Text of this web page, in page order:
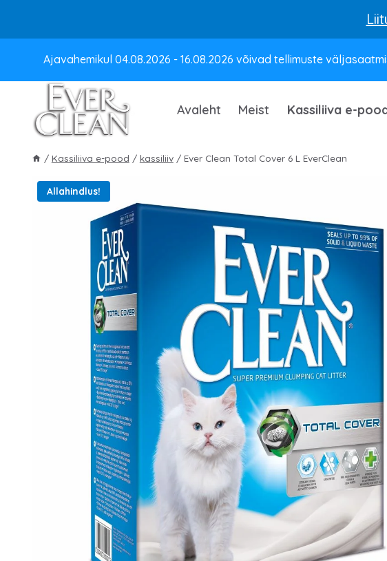
Ajavahemikul 04.08.2026 - 16.08.2026 võivad tellimuste
Avaleht Meist Kassiliiva e-
/ Kassiliiva e-pood / kassiliiv / Ever Clean Total Cover 6 L EverClean
Allahindlus!